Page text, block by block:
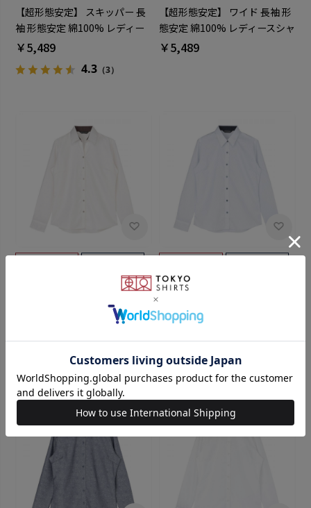
【超形態安定】 スキッパー 長
袖 形態安定 綿100% レディー
スシャツ
￥5,489
4.3（3）
【超形態安定】 ワイド 長袖 形
態安定 綿100% レディースシャ
ツ
￥5,489
袖 形態安定 綿100% レディー
BRICK HOUSE
袖 形態安定 綿100% レディー
5.0（1）